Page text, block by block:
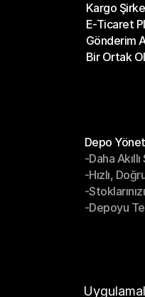
Kargo
Kargo
E-Ticaret
E-Ticaret
Gönderim
Gönderim
Bir Ortak Ol
Depo
Depo
-Daha
-Daha
-Hızlı,
-Hızlı,
-
-
-Depoyu